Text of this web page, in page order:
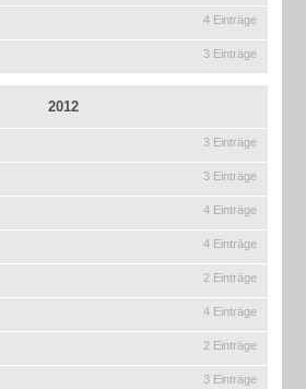
4 Einträge
3 Einträge
2012
3 Einträge
3 Einträge
4 Einträge
4 Einträge
2 Einträge
4 Einträge
2 Einträge
3 Einträge